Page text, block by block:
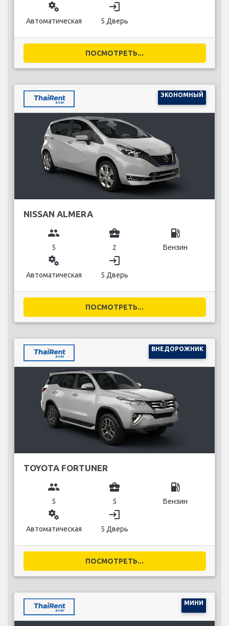
miscellaneous_services
Автоматическая
login
5 Дверь
ПОСМОТРЕТЬ...
ЭКОНОМНЫЙ
NISSAN ALMERA
group
5
business_center
2
local_gas_station
Бензин
miscellaneous_services
Автоматическая
login
5 Дверь
ПОСМОТРЕТЬ...
ВНЕДОРОЖНИК
TOYOTA FORTUNER
group
5
business_center
5
local_gas_station
Бензин
miscellaneous_services
Автоматическая
login
5 Дверь
ПОСМОТРЕТЬ...
МИНИ